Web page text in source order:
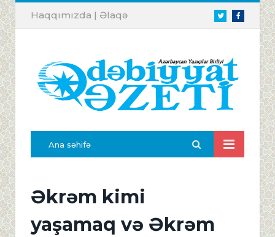
TwitterFacebook
Haqqımızda | Əlaqə
Ana səhifə
Əkrəm kimi
yaşamaq və Əkrəm